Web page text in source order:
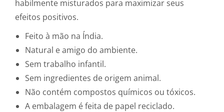
habilmente misturados para maximizar seus
efeitos positivos.
Feito à mão na Índia.
Natural e amigo do ambiente.
Sem trabalho infantil.
Sem ingredientes de origem animal.
Não contém compostos químicos ou tóxicos.
A embalagem é feita de papel reciclado.